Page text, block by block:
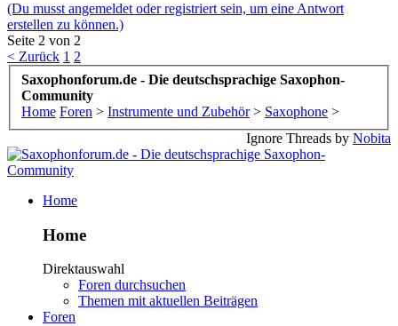
(Du musst angemeldet oder registriert sein, um eine Antwort
erstellen zu können.)
Seite 2 von 2
< Zurück 1 2
Saxophonforum.de - Die deutschsprachige Saxophon-
Community
Home Foren > Instrumente und Zubehör > Saxophone >
Ignore Threads by Nobita
Home
Home
Direktauswahl
Foren durchsuchen
Themen mit aktuellen Beiträgen
Foren